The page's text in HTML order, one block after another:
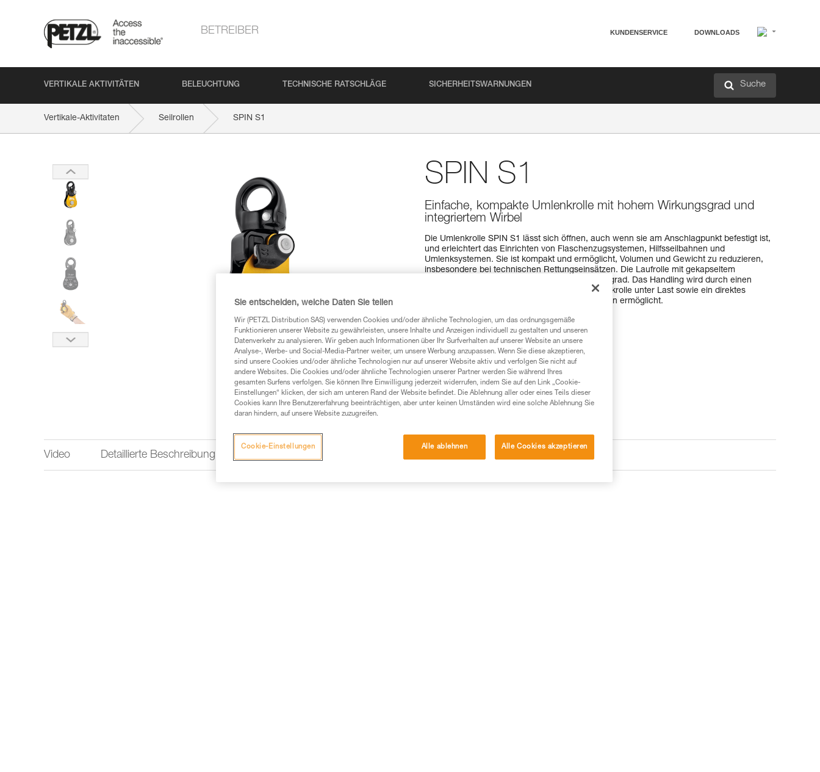
BETREIBER KUNDENSERVICE DOWNLOADS
VERTIKALE AKTIVITÄTEN BELEUCHTUNG TECHNISCHE RATSCHLÄGE SICHERHEITSWARNUNGEN Suche
Vertikale-Aktivitaten Seilrollen SPIN S1
SPIN S1
Einfache, kompakte Umlenkrolle mit hohem Wirkungsgrad und
integriertem Wirbel
Die Umlenkrolle SPIN S1 lässt sich öffnen, auch wenn sie am Anschlagpunkt befestigt ist,
und erleichtert das Einrichten von Flaschenzugsystemen, Hilfsseilbahnen und
Umlenksystemen. Sie ist kompakt und ermöglicht, Volumen und Gewicht zu reduzieren,
insbesondere bei technischen Rettungseinsätzen. Die Laufrolle mit gekapseltem
Kugellager gewährleistet einen hohen Wirkungsgrad. Das Handling wird durch einen
Wirbel erleichtert, der das Ausrichten der Umlenkrolle unter Last sowie ein direktes
Einhängen von Karabinern, Seilen oder Schlingen ermöglicht.
Einen Händler finden
Video Detaillierte Beschreibung
Sie entscheiden, welche Daten Sie teilen
Wir (PETZL Distribution SAS) verwenden Cookies und/oder ähnliche Technologien, um das ordnungsgemäße
Funktionieren unserer Website zu gewährleisten, unsere Inhalte und Anzeigen individuell zu gestalten und unseren
Datenverkehr zu analysieren. Wir geben auch Informationen über Ihr Surfverhalten auf unserer Website an unsere
Analyse-, Werbe- und Social-Media-Partner weiter, um unsere Werbung anzupassen. Wenn Sie diese akzeptieren,
sind unsere Cookies und/oder ähnliche Technologien nur auf unserer Website aktiv und verfolgen Sie nicht auf
andere Websites. Die Cookies und/oder ähnliche Technologien unserer Partner werden Sie während Ihres
gesamten Surfens verfolgen. Sie können Ihre Einwilligung jederzeit widerrufen, indem Sie auf den Link „Cookie-
Einstellungen“ klicken, der sich am unteren Rand der Website befindet. Die Ablehnung aller oder eines Teils dieser
Cookies kann Ihre Benutzererfahrung beeinträchtigen, aber unter keinen Umständen wird eine solche Ablehnung Sie
daran hindern, auf unsere Website zuzugreifen.
Alle ablehnen Alle Cookies akzeptieren
Cookie-Einstellungen